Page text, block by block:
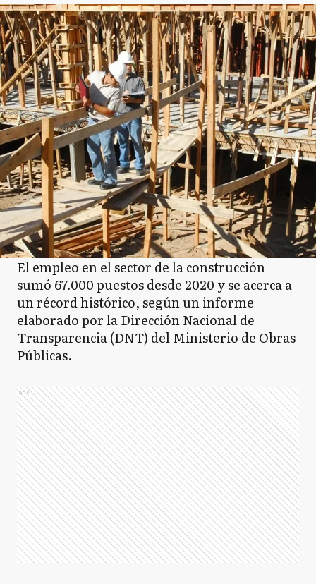
El empleo en el sector de la construcción
sumó 67.000 puestos desde 2020 y se acerca a
un récord histórico, según un informe
elaborado por la Dirección Nacional de
Transparencia (DNT) del Ministerio de Obras
Públicas.
Ads